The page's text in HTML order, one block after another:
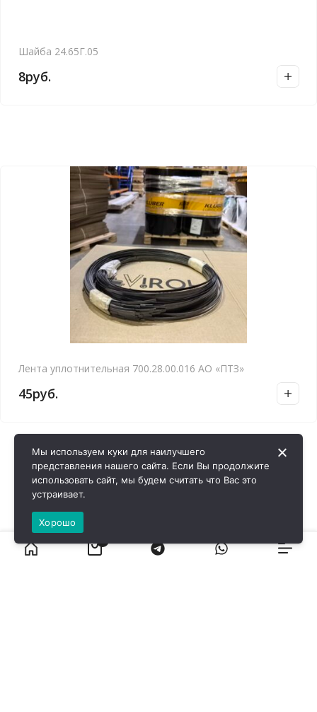
Шайба 24.65Г.05
8руб.
Лента уплотнительная 700.28.00.016 АО «ПТЗ»
45руб.
Мы используем куки для наилучшего
представления нашего сайта. Если Вы продолжите
использовать сайт, мы будем считать что Вас это
устраивает.
Хорошо